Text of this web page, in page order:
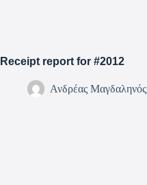
Receipt report for #2012
Ανδρέας Μαγδαληνός